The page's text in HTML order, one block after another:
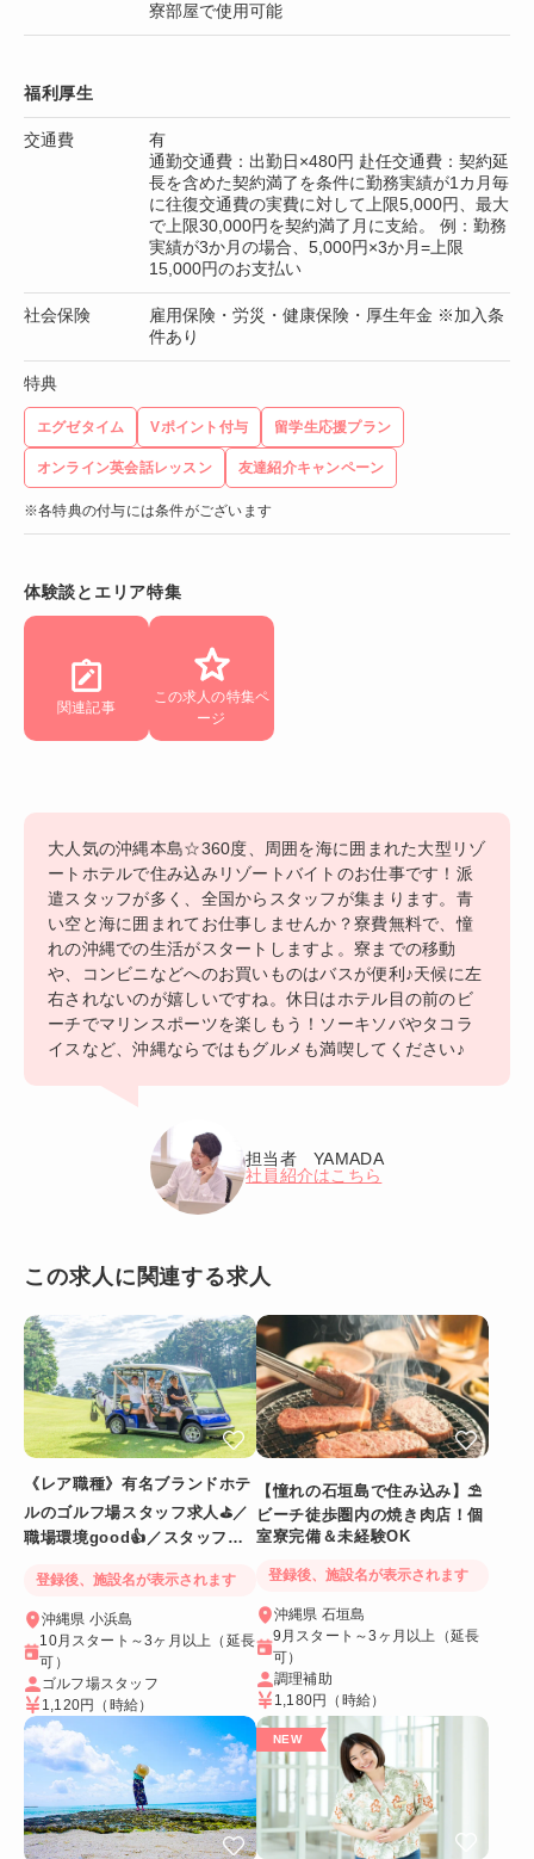
寮部屋で使用可能
福利厚生
交通費
有
通勤交通費：出勤日×480円 赴任交通費：契約延
長を含めた契約満了を条件に勤務実績が1カ月毎
に往復交通費の実費に対して上限5,000円、最大
で上限30,000円を契約満了月に支給。 例：勤務
実績が3か月の場合、5,000円×3か月=上限
15,000円のお支払い
社会保険
雇用保険・労災・健康保険・厚生年金 ※加入条
件あり
特典
エグゼタイム Vポイント付与 留学生応援プラン
オンライン英会話レッスン 友達紹介キャンペーン
※各特典の付与には条件がございます
体験談とエリア特集
関連記事
この求人の特集ペ
ージ
大人気の沖縄本島☆360度、周囲を海に囲まれた大型リゾ
ートホテルで住み込みリゾートバイトのお仕事です！派
遣スタッフが多く、全国からスタッフが集まります。青
い空と海に囲まれてお仕事しませんか？寮費無料で、憧
れの沖縄での生活がスタートしますよ。寮までの移動
や、コンビニなどへのお買いものはバスが便利♪天候に左
右されないのが嬉しいですね。休日はホテル目の前のビ
ーチでマリンスポーツを楽しもう！ソーキソバやタコラ
イスなど、沖縄ならではもグルメも満喫してください♪
担当者 YAMADA
社員紹介はこちら
この求人に関連する求人
《レア職種》有名ブランドホテ
ルのゴルフ場スタッフ求人⛳／
職場環境good👍／スタッフ満
登録後、施設名が表示されます
沖縄県 小浜島
10月スタート～3ヶ月以上（延長
可）
ゴルフ場スタッフ
1,120円
（時給）
【憧れの石垣島で住み込み】⛱
ビーチ徒歩圏内の焼き肉店！個
室寮完備＆未経験OK
登録後、施設名が表示されます
沖縄県 石垣島
9月スタート～3ヶ月以上（延長
可）
調理補助
1,180円
（時給）